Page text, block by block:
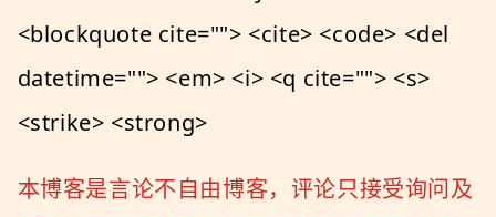
<blockquote cite=""> <cite> <code> <del
datetime=""> <em> <i> <q cite=""> <s>
<strike> <strong>
本博客是言论不自由博客，评论只接受询问及